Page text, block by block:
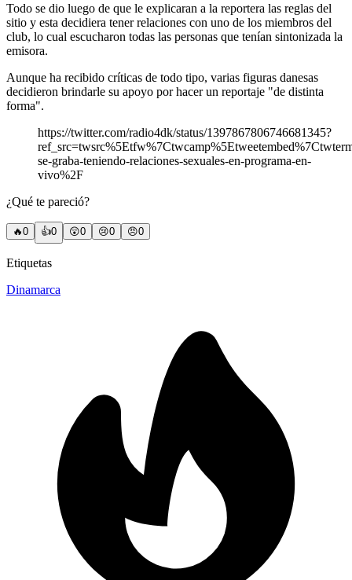
Todo se dio luego de que le explicaran a la reportera las reglas del
sitio y esta decidiera tener relaciones con uno de los miembros del
club, lo cual escucharon todas las personas que tenían sintonizada la
emisora.
Aunque ha recibido críticas de todo tipo, varias figuras danesas
decidieron brindarle su apoyo por hacer un reportaje "de distinta
forma".
https://twitter.com/radio4dk/status/1397867806746681345?
se-graba-teniendo-relaciones-sexuales-en-programa-en-
vivo%2F
¿Qué te pareció?
🔥0 👍0 😲0 😢0 😠0
Etiquetas
Dinamarca